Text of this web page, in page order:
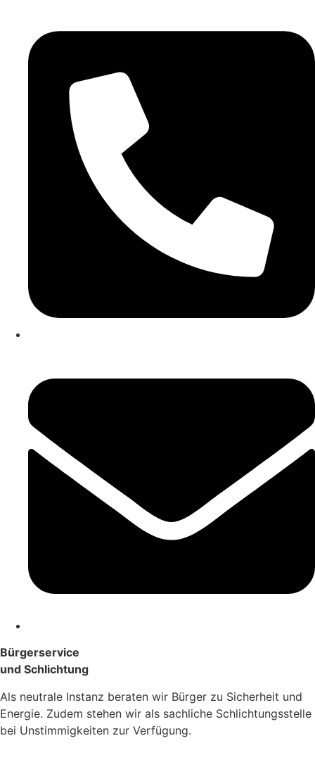
Bürgerservice
und Schlichtung
Als neutrale Instanz beraten wir Bürger zu Sicherheit und
Energie. Zudem stehen wir als sachliche Schlichtungsstelle
bei Unstimmigkeiten zur Verfügung.